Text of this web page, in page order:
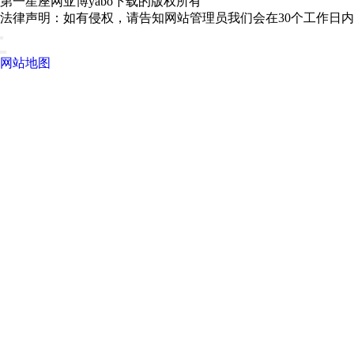
法律声明：如有侵权，请告知网站管理员我们会在30个工作日
网站地图